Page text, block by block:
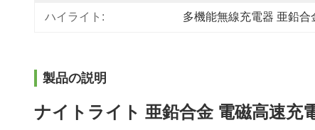
ハイライト: 多機能無線充電器 亜鉛合
製品の説明
ナイトライト 亜鉛合金 電磁高速充